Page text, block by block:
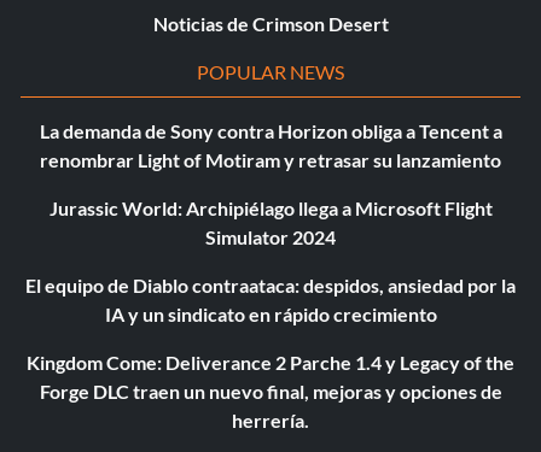
Noticias de Crimson Desert
POPULAR NEWS
La demanda de Sony contra Horizon obliga a Tencent a
renombrar Light of Motiram y retrasar su lanzamiento
Jurassic World: Archipiélago llega a Microsoft Flight
Simulator 2024
El equipo de Diablo contraataca: despidos, ansiedad por la
IA y un sindicato en rápido crecimiento
Kingdom Come: Deliverance 2 Parche 1.4 y Legacy of the
Forge DLC traen un nuevo final, mejoras y opciones de
herrería.